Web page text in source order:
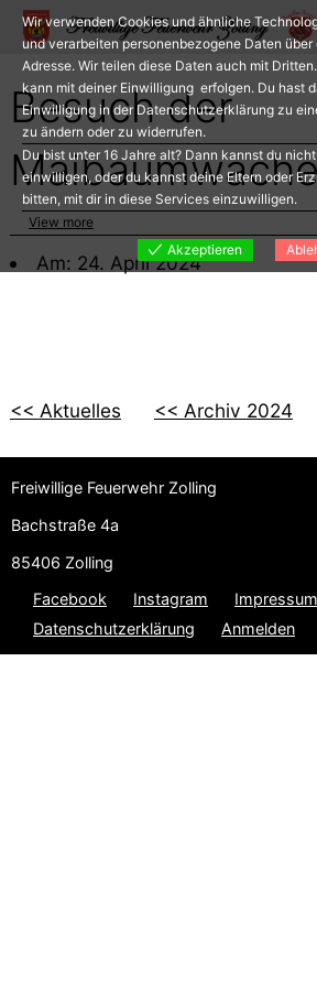
Zum
Inhalt
springen
Besuch der
Maibaumwache
Am: 24. April 2024
<< Aktuelles << Archiv 2024
Freiwillige Feuerwehr Zolling
Bachstraße 4a
85406 Zolling
Facebook
Instagram
Impressum
Datenschutzerklärung
Anmelden
Wir verwenden Cookies und ähnliche
und verarbeiten personenbezogene Daten
Adresse. Wir teilen diese Daten auch mit
kann mit deiner Einwilligung erfolgen. Du hast
Einwilligung in der Datenschutzerklärung zu
zu ändern oder zu widerrufen.
Du bist unter 16 Jahre alt? Dann kannst du
einwilligen, oder du kannst deine Eltern oder
bitten, mit dir in diese Services einzuwilligen.
View more
Akzeptieren